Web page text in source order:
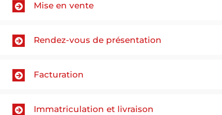
Mise en vente
Rendez-vous de présentation
Facturation
Immatriculation et livraison